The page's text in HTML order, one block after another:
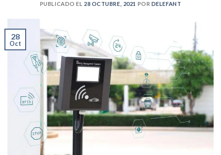
PUBLICADO EL 28 OCTUBRE, 2021 POR DELEFANT
28
Oct